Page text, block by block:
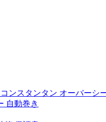
ンスタンタン オーバーシ
自動巻き